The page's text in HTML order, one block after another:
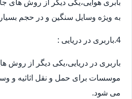
به ویژه وسایل سنگین و در حجم
4.باربری در دریایی :
باربری در دریایی،یکی دیگر از روش
موسسات برای حمل و نقل اثاثیه و
می شود.